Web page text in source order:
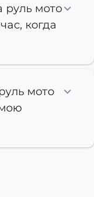
руль мото
когда
мото